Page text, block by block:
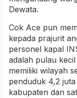
Dewata.
Cok Ace pun
kepada prajurit
personel kapal
adalah pulau
memiliki wilayah
penduduk 4,2
kabupaten dan